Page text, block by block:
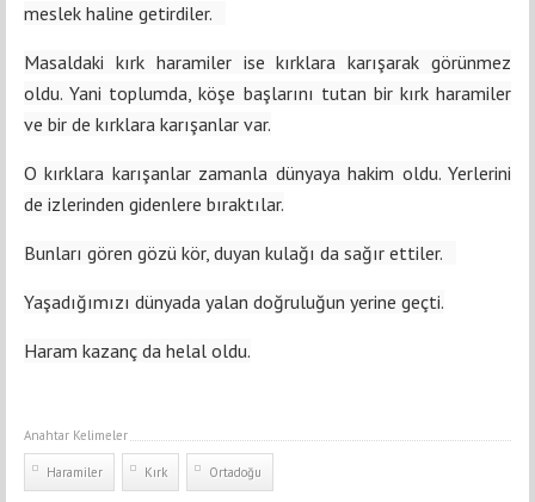
meslek haline getirdiler.
Masaldaki kırk haramiler ise kırklara karışarak görünmez
oldu. Yani toplumda, köşe başlarını tutan bir kırk haramiler
ve bir de kırklara karışanlar var.
O kırklara karışanlar zamanla dünyaya hakim oldu. Yerlerini
de izlerinden gidenlere bıraktılar.
Bunları gören gözü kör, duyan kulağı da sağır ettiler.
Yaşadığımızı dünyada yalan doğruluğun yerine geçti.
Haram kazanç da helal oldu.
Anahtar Kelimeler
Haramiler Kırk Ortadoğu